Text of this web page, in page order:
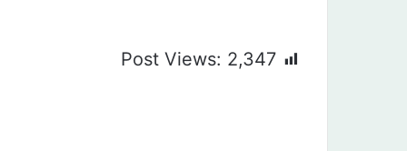
Post Views: 2,347